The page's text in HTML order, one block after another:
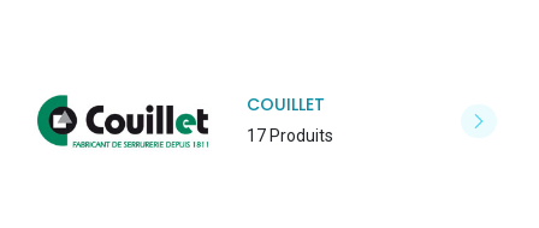
COUILLET
17 Produits